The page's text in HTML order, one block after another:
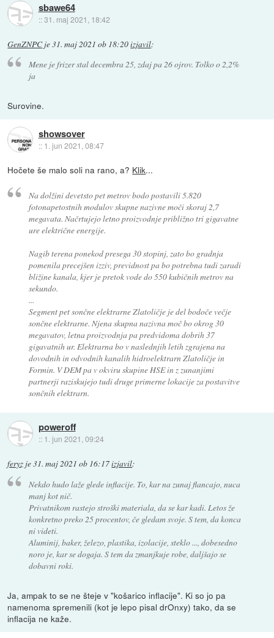
sbawe64
::31. maj 2021, 18:42
GenZNPCje31. maj 2021 ob 18:20izjavil:
Mene je frizer stal decembra 25, zdaj pa 26 ojrov. Tolko o 2,2%
ja
Surovine.
showsover
:: 1. jun 2021, 08:47
Hočete še malo soli na rano, a? Klik...
Na dolžini devetsto pet metrov bodo postavili 5.820
fotonapetostnih modulov skupne nazivne moči skoraj 2,7
megavata. Načrtujejo letno proizvodnje približno tri gigavatne
ure električne energije.
Nagib terena ponekod presega 30 stopinj, zato bo gradnja
pomenila precejšen izziv, previdnost pa bo potrebna tudi zaradi
bližine kanala, kjer je pretok vode do 550 kubičnih metrov na
sekundo.
...
Segment pet sončne elektrarne Zlatoličje je del bodoče večje
sončne elektrarne. Njena skupna nazivna moč bo okrog 30
megavatov, letna proizvodnja pa predvidoma dobrih 37
gigavatnih ur. Elektrarna bo v naslednjih letih zgrajena na
dovodnih in odvodnih kanalih hidroelektrarn Zlatoličje in
Formin. V DEM pa v okviru skupine HSE in z zunanjimi
partnerji raziskujejo tudi druge primerne lokacije za postavitve
sončnih elektrarn.
poweroff
:: 1. jun 2021, 09:24
feryz je31. maj 2021 ob 16:17izjavil:
Nekdo hudo laže glede inflacije. To, kar na zunaj flancajo, nuca
manj kot nič.
Privatnikom rastejo stroški materiala, da se kar kadi. Letos že
konkretno preko 25 procentov, če gledam svoje. S tem, da konca
ni videti.
Aluminij, baker, železo, plastika, izolacije, steklo ..., dobesedno
noro je, kar se dogaja. S tem da zmanjkuje robe, daljšajo se
dobavni roki.
Ja, ampak to se ne šteje v "košarico inflacije". Ki so jo pa
namenoma spremenili (kot je lepo pisal drOnxy) tako, da se
inflacija ne kaže.